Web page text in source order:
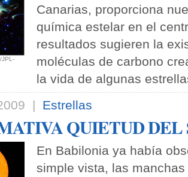
JPL-
Canarias, proporciona
química estelar en el
resultados sugieren la
moléculas de carbono
la vida de algunas
| Estrellas
QUIETUD DEL
En Babilonia ya había
simple vista, las